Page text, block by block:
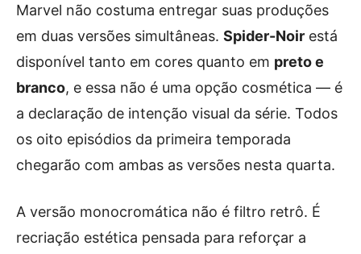
Marvel não costuma entregar suas produções
em duas versões simultâneas. Spider-Noir está
disponível tanto em cores quanto em preto e
branco, e essa não é uma opção cosmética — é
a declaração de intenção visual da série. Todos
os oito episódios da primeira temporada
chegarão com ambas as versões nesta quarta.
A versão monocromática não é filtro retrô. É
recriação estética pensada para reforçar a